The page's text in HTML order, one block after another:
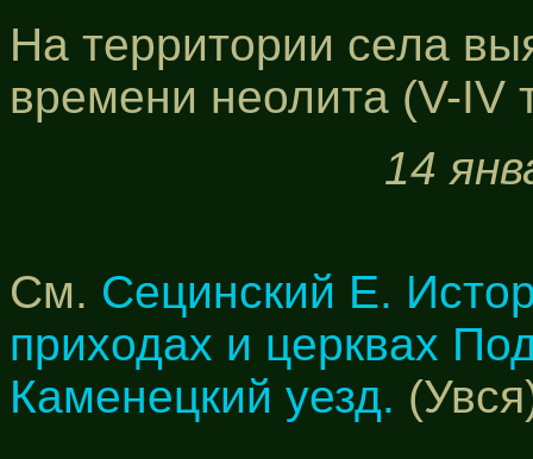
На территории села
времени неолита (V-IV
14
См. Сецинский Е.
приходах и церквах
Каменецкий уезд.